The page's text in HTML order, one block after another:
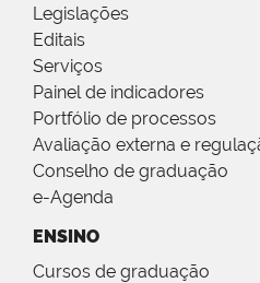
Legislações
Editais
Serviços
Painel de indicadores
Portfólio de processos
Avaliação externa e
Conselho de graduação
e-Agenda
ENSINO
Cursos de graduação